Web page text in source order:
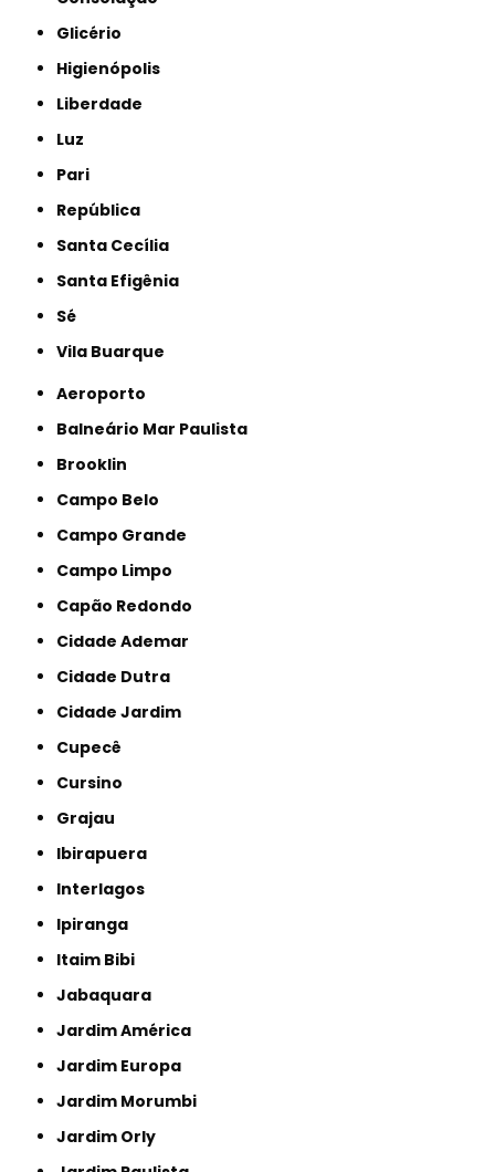
Glicério
Higienópolis
Liberdade
Luz
Pari
República
Santa Cecília
Santa Efigênia
Sé
Vila Buarque
Aeroporto
Balneário Mar Paulista
Brooklin
Campo Belo
Campo Grande
Campo Limpo
Capão Redondo
Cidade Ademar
Cidade Dutra
Cidade Jardim
Cupecê
Cursino
Grajau
Ibirapuera
Interlagos
Ipiranga
Itaim Bibi
Jabaquara
Jardim América
Jardim Europa
Jardim Morumbi
Jardim Orly